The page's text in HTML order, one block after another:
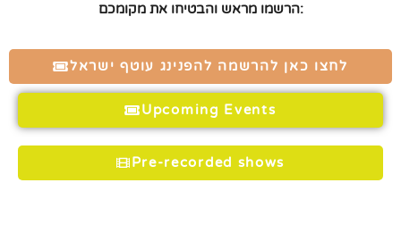
הרשמו מראש והבטיחו את מקומכם:
לחצו כאן להרשמה להפנינג עוטף ישראל
Upcoming Events
Pre-recorded shows